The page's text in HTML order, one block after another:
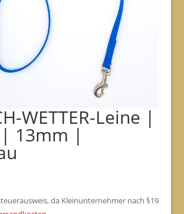
WETTER-Leine |
13mm |
da Kleinunternehmer nach §19